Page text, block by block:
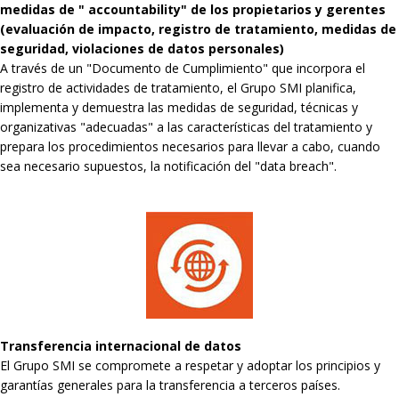
medidas de " accountability" de los propietarios y gerentes
(evaluación de impacto, registro de tratamiento, medidas de
seguridad, violaciones de datos personales)
A través de un "Documento de Cumplimiento" que incorpora el
registro de actividades de tratamiento, el Grupo SMI planifica,
implementa y demuestra las medidas de seguridad, técnicas y
organizativas "adecuadas" a las características del tratamiento y
prepara los procedimientos necesarios para llevar a cabo, cuando
sea necesario supuestos, la notificación del "data breach".
Transferencia internacional de datos
El Grupo SMI se compromete a respetar y adoptar los principios y
garantías generales para la transferencia a terceros países.